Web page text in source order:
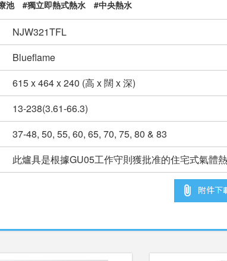
池 #獨立即熱式熱水 #中央熱水
NJW321TFL
Blueflame
615 x 464 x 240 (高 x 闊 x 深)
13-238(3.61-66.3)
37-48, 50, 55, 60, 65, 70, 75, 80 & 83
此爐具是根據GU05工作守則獲批准的住宅式氣體